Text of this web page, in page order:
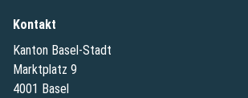
Kontakt
Kanton Basel-Stadt
Marktplatz 9
4001 Basel